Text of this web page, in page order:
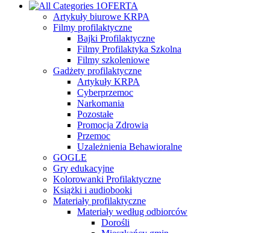
OFERTA
Artykuły biurowe KRPA
Filmy profilaktyczne
Bajki Profilaktyczne
Filmy Profilaktyka Szkolna
Filmy szkoleniowe
Gadżety profilaktyczne
Artykuły KRPA
Cyberprzemoc
Narkomania
Pozostałe
Promocja Zdrowia
Przemoc
Uzależnienia Behawioralne
GOGLE
Gry edukacyjne
Kolorowanki Profilaktyczne
Książki i audiobooki
Materiały profilaktyczne
Materiały według odbiorców
Dorośli